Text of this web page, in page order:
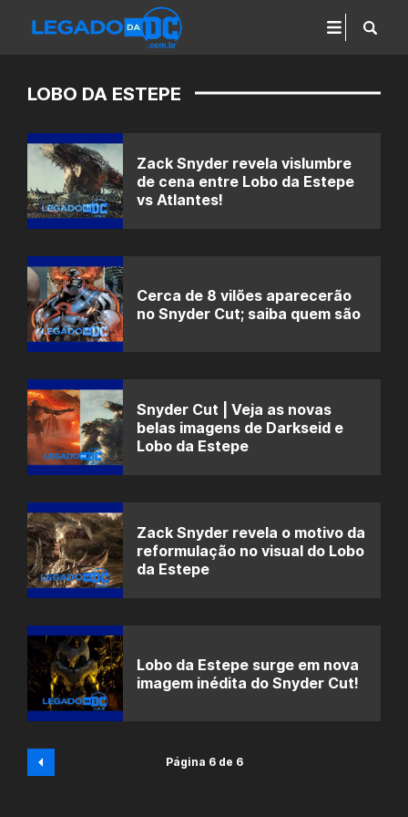
LOBO DA ESTEPE
Zack Snyder revela vislumbre
de cena entre Lobo da Estepe
vs Atlantes!
Cerca de 8 vilões aparecerão
no Snyder Cut; saiba quem são
Snyder Cut | Veja as novas
belas imagens de Darkseid e
Lobo da Estepe
Zack Snyder revela o motivo da
reformulação no visual do Lobo
da Estepe
Lobo da Estepe surge em nova
imagem inédita do Snyder Cut!
Página 6 de 6